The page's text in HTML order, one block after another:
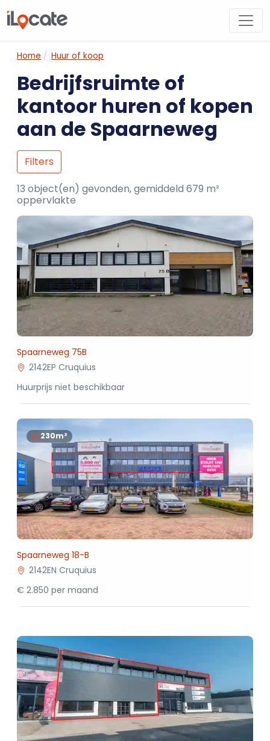
Home Huur of koop
Bedrijfsruimte of
kantoor huren of kopen
aan de Spaarneweg
Filters
13 object(en) gevonden, gemiddeld 679 m²
oppervlakte
Spaarneweg 75B
2142EP Cruquius
Huurprijs niet beschikbaar
230m²
Spaarneweg 18-B
2142EN Cruquius
€ 2.850 per maand